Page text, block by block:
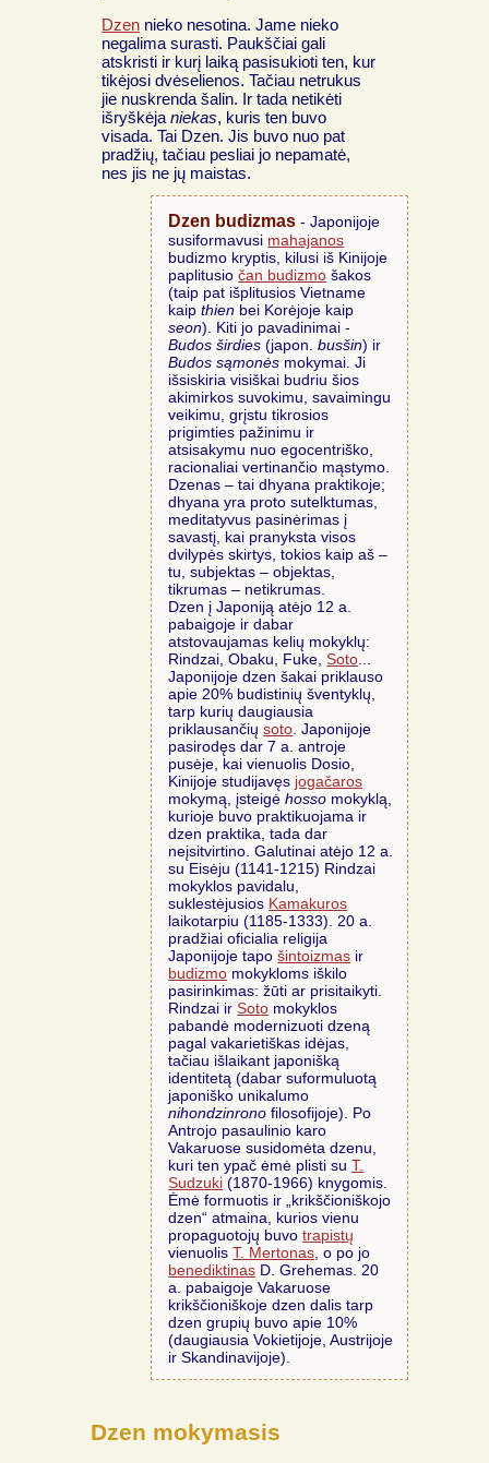
Dzennieko nesotina. Jame nieko
negalima surasti. Paukščiai gali
atskristi ir kurį laiką pasisukioti ten, kur
tikėjosi dvėselienos. Tačiau netrukus
jie nuskrenda šalin. Ir tada netikėti
išryškėja niekas, kuris ten buvo
visada. Tai Dzen. Jis buvo nuo pat
pradžių, tačiau pesliai jo nepamatė,
nes jis ne jų maistas.
Dzen budizmas - Japonijoje
susiformavusi mahajanos
budizmo kryptis, kilusi iš Kinijoje
paplitusiočan budizmo šakos
(taip pat išplitusios Vietname
kaipthien bei Korėjoje kaip
seon). Kiti jo pavadinimai -
Budos širdies (japon.busšin) ir
Budos sąmonės mokymai. Ji
išsiskiria visiškai budriu šios
akimirkos suvokimu, savaimingu
veikimu, grįstu tikrosios
prigimties pažinimu ir
atsisakymu nuo egocentriško,
racionaliai vertinančio mąstymo.
Dzenas – tai dhyana praktikoje;
dhyana yra proto sutelktumas,
meditatyvus pasinėrimas į
savastį, kai pranyksta visos
dvilypės skirtys, tokios kaip aš –
tu, subjektas – objektas,
tikrumas – netikrumas.
Dzen į Japoniją atėjo 12 a.
pabaigoje ir dabar
atstovaujamas kelių mokyklų:
Rindzai, Obaku, Fuke,Soto
Japonijoje dzen šakai priklauso
apie 20% budistinių šventyklų,
tarp kurių daugiausia
priklausančiųsoto . Japonijoje
pasirodęs dar 7 a. antroje
pusėje, kai vienuolis Dosio,
Kinijoje studijavęs jogačaros
mokymą, įsteigėhosso mokyklą,
kurioje buvo praktikuojama ir
dzen praktika, tada dar
neįsitvirtino. Galutinai atėjo 12 a.
su Eisėju (1141-1215) Rindzai
mokyklos pavidalu,
suklestėjusios Kamakuros
laikotarpiu (1185-1333). 20 a.
pradžiai oficialia religija
Japonijoje tapošintoizmas ir
budizmo mokykloms iškilo
pasirinkimas: žūti ar prisitaikyti.
Rindzai irSoto mokyklos
pabandė modernizuoti dzeną
pagal vakarietiškas idėjas,
tačiau išlaikant japonišką
identitetą (dabar suformuluotą
japoniško unikalumo
nihondzinrono filosofijoje). Po
Antrojo pasaulinio karo
Vakaruose susidomėta dzenu,
kuri ten ypač ėmė plisti suT.
Sudzuki (1870-1966) knygomis.
Ėmė formuotis ir „krikščioniškojo
dzen“ atmaina, kurios vienu
propaguotojų buvotrapistų
vienuolisT. Mertonas , o po jo
benediktinas D. Grehemas. 20
a. pabaigoje Vakaruose
krikščioniškoje dzen dalis tarp
dzen grupių buvo apie 10%
(daugiausia Vokietijoje, Austrijoje
ir Skandinavijoje).
Dzen mokymasis